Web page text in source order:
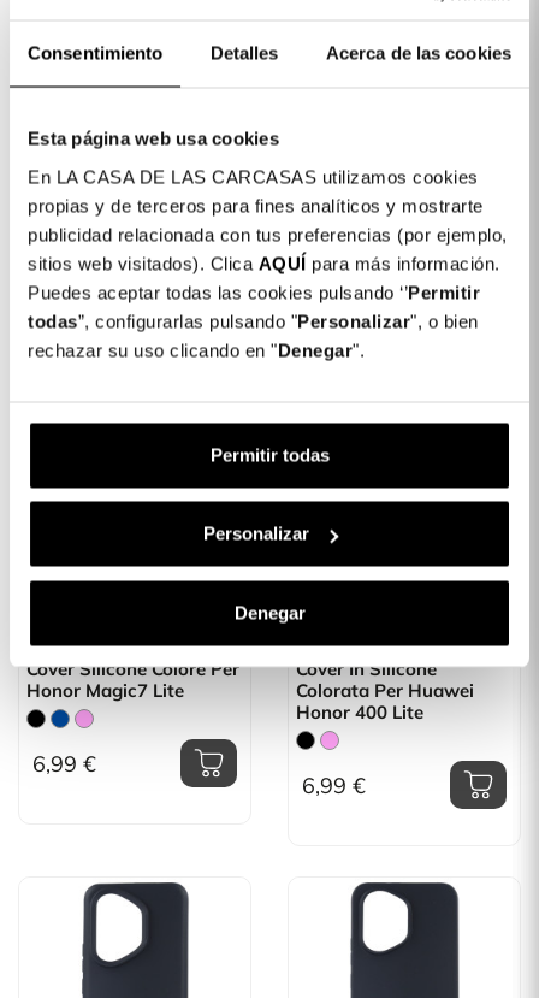
Consentimiento Detalles Acerca de las cookies
Esta página web usa cookies
En LA CASA DE LAS CARCASAS utilizamos cookies
propias y de terceros para fines analíticos y mostrarte
publicidad relacionada con tus preferencias (por ejemplo,
sitios web visitados). Clica AQUÍ para más información.
Puedes aceptar todas las cookies pulsando ‘’Permitir
todas”, configurarlas pulsando "Personalizar", o bien
rechazar su uso clicando en "Denegar".
Permitir todas
Personalizar
Denegar
Cover Silicone Colore Per
Honor 200 5G
6,99 €
Cover Silicone Colore Per
Honor Magic7 Pro
6,99 €
Cover Silicone Colore Per
Honor Magic7 Lite
6,99 €
Cover In Silicone
Colorata Per Huawei
Honor 400 Lite
6,99 €